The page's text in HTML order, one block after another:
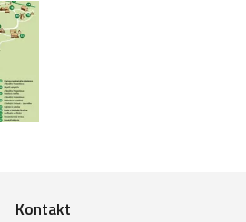
Kontakt